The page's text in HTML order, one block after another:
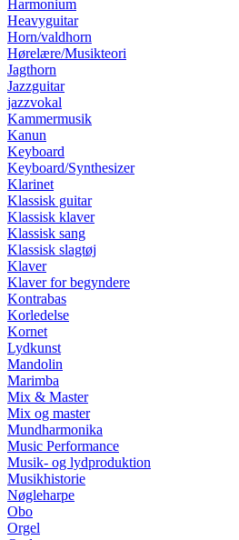
Harmonium
Heavyguitar
Horn/valdhorn
Hørelære/Musikteori
Jagthorn
Jazzguitar
jazzvokal
Kammermusik
Kanun
Keyboard
Keyboard/Synthesizer
Klarinet
Klassisk guitar
Klassisk klaver
Klassisk sang
Klassisk slagtøj
Klaver
Klaver for begyndere
Kontrabas
Korledelse
Kornet
Lydkunst
Mandolin
Marimba
Mix & Master
Mix og master
Mundharmonika
Music Performance
Musik- og lydproduktion
Musikhistorie
Nøgleharpe
Obo
Orgel